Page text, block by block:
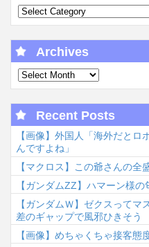
Archives
Recent Posts
【画像】外国人「海外だと
んですよね」
【マクロス】この爺さんの全
【ガンダムΖΖ】ハマーン様
【ガンダムＷ】ゼクスって
差のギャップで風邪ひきそう
【画像】めちゃくちゃ接客